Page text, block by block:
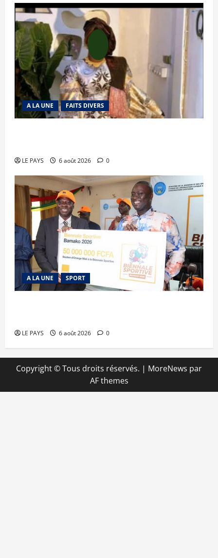
A LA UNE FAITS DIVERS
LE PAYS 6 août 2026 0
A LA UNE SPORT
LE PAYS 6 août 2026 0
Copyright © Tous droits réservés. | MoreNews par
AF themes